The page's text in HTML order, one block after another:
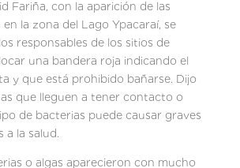
Fariña, con la aparición de las
la zona del Lago Ypacaraí, se
responsables de los sitios de
una bandera roja indicando el
y que está prohibido bañarse. Dijo
que lleguen a tener contacto o
de bacterias puede causar graves
a la salud.
o algas aparecieron con mucho